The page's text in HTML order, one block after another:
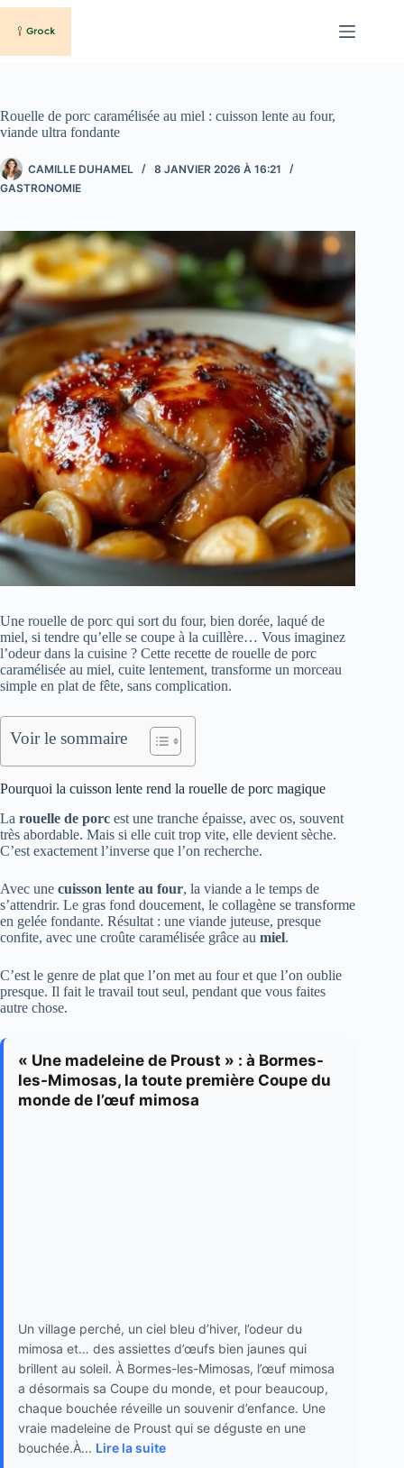
Passer
contenu
Rouelle de porc caramélisée au miel : cuisson lente au four,
viande ultra fondante
CAMILLE DUHAMEL
8 JANVIER 2026 À 16:21
GASTRONOMIE
Une rouelle de porc qui sort du four, bien dorée, laqué de
miel, si tendre qu’elle se coupe à la cuillère… Vous imaginez
l’odeur dans la cuisine ? Cette recette de rouelle de porc
caramélisée au miel, cuite lentement, transforme un morceau
simple en plat de fête, sans complication.
Voir le sommaire
Pourquoi la cuisson lente rend la rouelle de porc magique
La rouelle de porc est une tranche épaisse, avec os, souvent
très abordable. Mais si elle cuit trop vite, elle devient sèche.
C’est exactement l’inverse que l’on recherche.
Avec une cuisson lente au four, la viande a le temps de
s’attendrir. Le gras fond doucement, le collagène se transforme
en gelée fondante. Résultat : une viande juteuse, presque
confite, avec une croûte caramélisée grâce au miel.
C’est le genre de plat que l’on met au four et que l’on oublie
presque. Il fait le travail tout seul, pendant que vous faites
autre chose.
« Une madeleine de Proust » : à Bormes-
les-Mimosas, la toute première Coupe du
monde de l’œuf mimosa
Un village perché, un ciel bleu d’hiver, l’odeur du
mimosa et… des assiettes d’œufs bien jaunes qui
brillent au soleil. À Bormes-les-Mimosas, l’œuf mimosa
a désormais sa Coupe du monde, et pour beaucoup,
chaque bouchée réveille un souvenir d’enfance. Une
vraie madeleine de Proust qui se déguste en une
bouchée.À... Lire la suite